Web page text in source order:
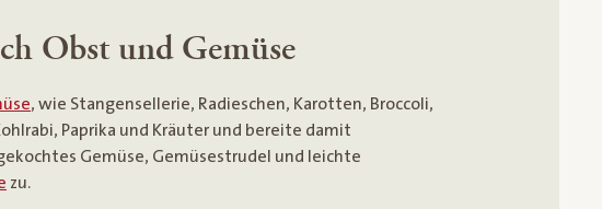
Obst und Gemüse
, wie Stangensellerie, Radieschen, Karotten, Broccoli,
Paprika und Kräuter und bereite damit
Gemüse, Gemüsestrudel und leichte
zu.